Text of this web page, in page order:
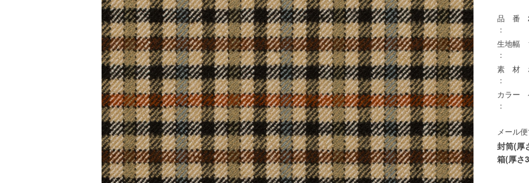
品 番
：
生地幅
：
素 材
：
カラー
：
メール
封筒(厚
箱(厚さ